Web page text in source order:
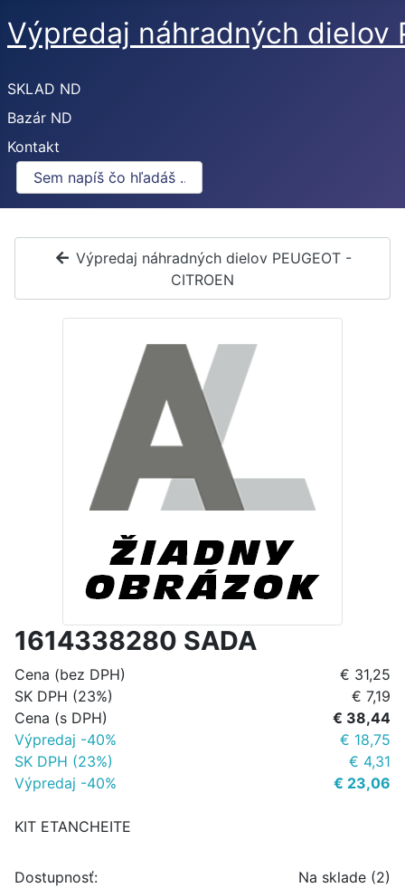
Výpredaj náhradných dielov
SKLAD ND
Bazár ND
Kontakt
Výpredaj náhradných dielov PEUGEOT -
CITROEN
1614338280 SADA
Cena (bez DPH)
€ 31,25
SK DPH (23%)
€ 7,19
Cena (s DPH)
€ 38,44
Výpredaj -40%
€ 18,75
SK DPH (23%)
€ 4,31
Výpredaj -40%
€ 23,06
KIT ETANCHEITE
Dostupnosť:
Na sklade (2)